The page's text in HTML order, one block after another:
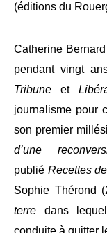
(éditions du
Catherine
pendant vingt
Tribune et
journalisme pour
son premier
d’une
publié Recettes
Sophie Thérond
terre dans
conduite à quitter